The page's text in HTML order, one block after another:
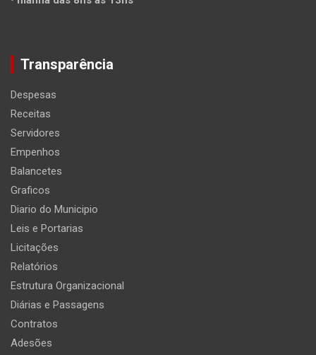
Transparência
Despesas
Receitas
Servidores
Empenhos
Balancetes
Graficos
Diario do Municipio
Leis e Portarias
Licitações
Relatórios
Estrutura Organizacional
Diárias e Passagens
Contratos
Adesões